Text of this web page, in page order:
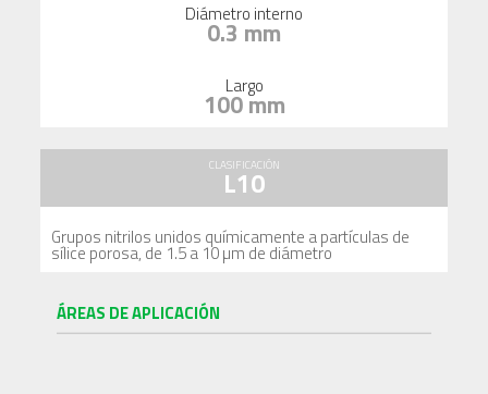
Diámetro interno
0.3 mm
Largo
100 mm
CLASIFICACIÓN
L10
Grupos nitrilos unidos químicamente a partículas de
sílice porosa, de 1.5 a 10 µm de diámetro
ÁREAS DE APLICACIÓN